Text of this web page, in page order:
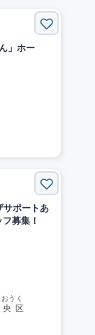
」ホー
サポートあ
募集！
う
区
く